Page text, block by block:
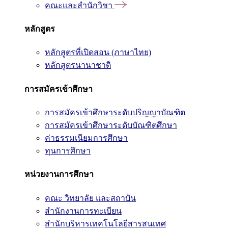
คณะและสำนักวิชา
หลักสูตร
หลักสูตรที่เปิดสอน (ภาษาไทย)
หลักสูตรนานาชาติ
การสมัครเข้าศึกษา
การสมัครเข้าศึกษาระดับปริญญาบัณฑิต
การสมัครเข้าศึกษาระดับบัณฑิตศึกษา
ค่าธรรมเนียมการศึกษา
ทุนการศึกษา
หน่วยงานการศึกษา
คณะ วิทยาลัย และสถาบัน
สำนักงานการทะเบียน
สำนักบริหารเทคโนโลยีสารสนเทศ